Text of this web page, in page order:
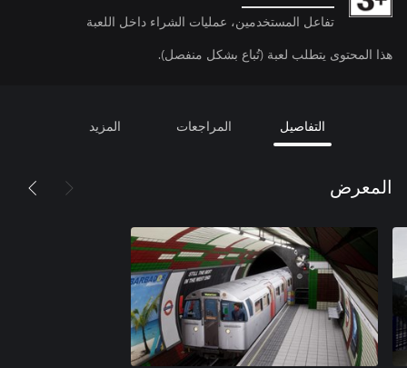
تفاعل المستخدمين، عمليات الشراء داخل اللعبة
هذا المحتوى يتطلب لعبة (تُباع بشكل منفصل).
التفاصيل المراجعات المزيد
المعرض